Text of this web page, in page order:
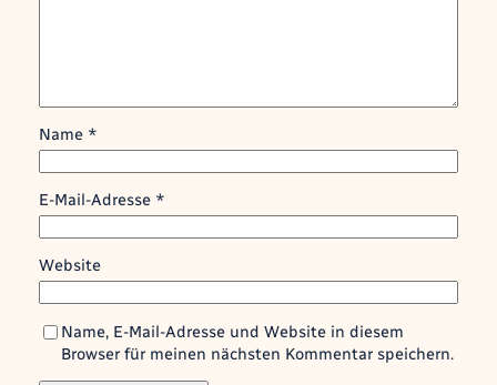
Name *
E-Mail-Adresse *
Website
Name, E-Mail-Adresse und Website in diesem
Browser für meinen nächsten Kommentar speichern.